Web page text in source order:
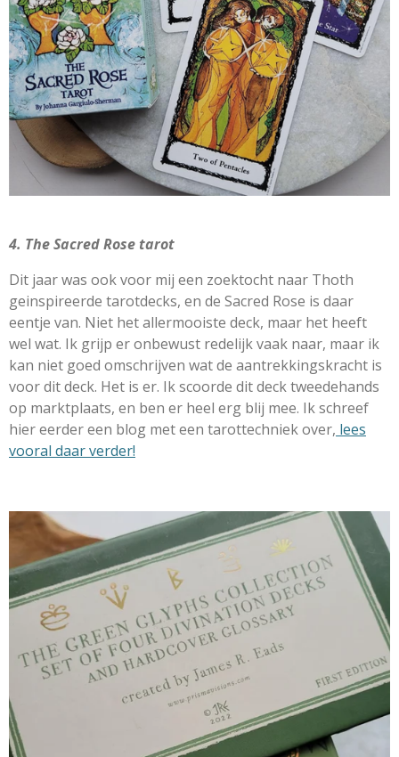
4. The Sacred Rose tarot
Dit jaar was ook voor mij een zoektocht naar Thoth
geinspireerde tarotdecks, en de Sacred Rose is daar
eentje van. Niet het allermooiste deck, maar het heeft
wel wat. Ik grijp er onbewust redelijk vaak naar, maar ik
kan niet goed omschrijven wat de aantrekkingskracht is
voor dit deck. Het is er. Ik scoorde dit deck tweedehands
op marktplaats, en ben er heel erg blij mee. Ik schreef
hier eerder een blog met een tarottechniek over, lees
vooral daar verder!